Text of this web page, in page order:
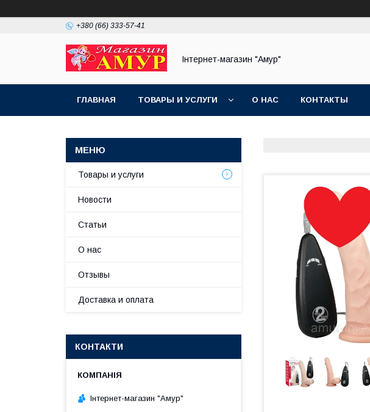
+380 (66) 333-57-41
Інтернет-магазин "Амур"
ГЛАВНАЯ ТОВАРЫ И УСЛУГИ О НАС КОНТАКТЫ
Товары и услуги
Новости
Статьи
О нас
Отзывы
Доставка и оплата
КОНТАКТИ
Інтернет-магазин "Амур"